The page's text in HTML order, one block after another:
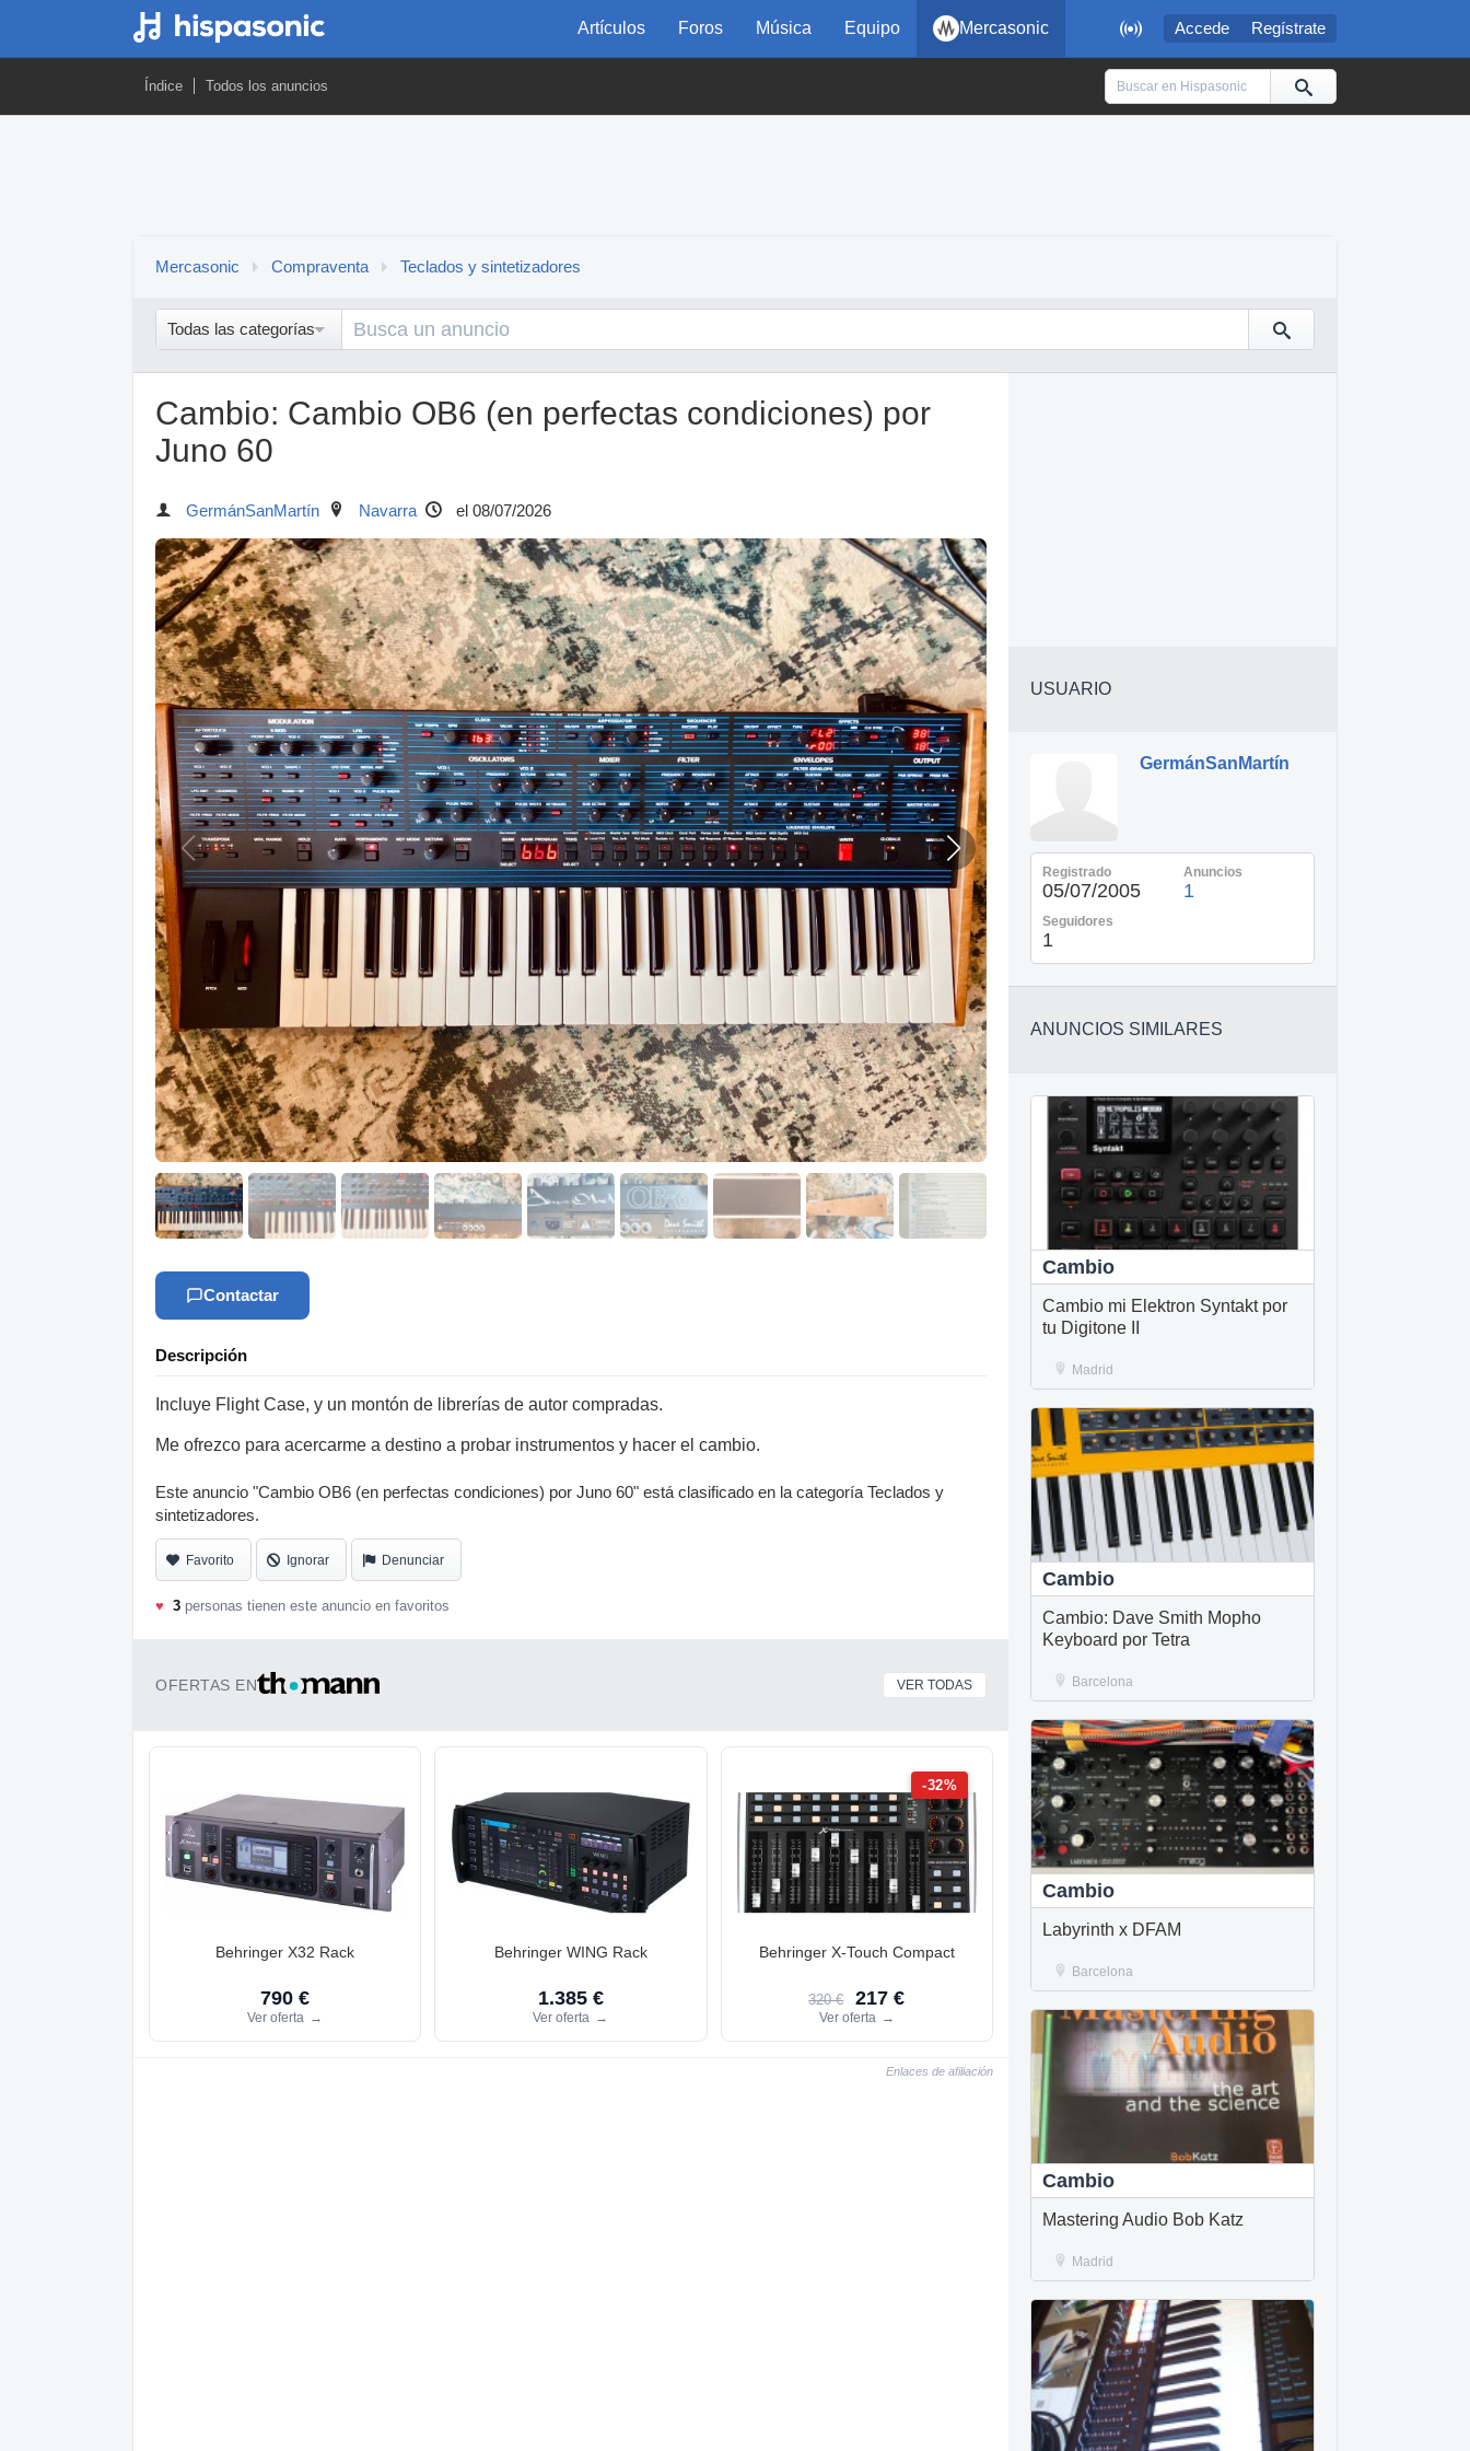
 Accede Regístrate
Artículos Foros Música Equipo Mercasonic
Índice Todos los anuncios
Mercasonic Compraventa Teclados y sintetizadores
Todas las categorías
Cambio: Cambio OB6 (en perfectas condiciones) por
Juno 60
GermánSanMartín Navarra el 08/07/2026
Contactar
Descripción
Incluye Flight Case, y un montón de librerías de autor compradas.
Me ofrezco para acercarme a destino a probar instrumentos y hacer el cambio.
Este anuncio "Cambio OB6 (en perfectas condiciones) por Juno 60" está clasificado en la categoría Teclados y
sintetizadores.
Favorito Ignorar Denunciar
♥ 3 personas tienen este anuncio en favoritos
OFERTAS EN VER TODAS
Behringer X32 Rack
790 €
Ver oferta →
Behringer WING Rack
1.385 €
Ver oferta →
-32%
Behringer X-Touch Compact
320 € 217 €
Ver oferta →
Enlaces de afiliación
USUARIO
GermánSanMartín
Registrado
05/07/2005
Anuncios
1
Seguidores
1
ANUNCIOS SIMILARES
Cambio
Cambio mi Elektron Syntakt por
tu Digitone II
Madrid
Cambio
Cambio: Dave Smith Mopho
Keyboard por Tetra
Barcelona
Cambio
Labyrinth x DFAM
Barcelona
Cambio
Mastering Audio Bob Katz
Madrid